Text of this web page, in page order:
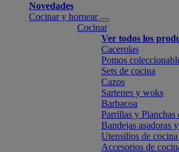
Novedades
Cocinar y hornear
Cocinar
Ver todos los
Cacerolas
Pomos
Sets de cocina
Cazos
Sartenes y woks
Barbacoa
Parrillas y Planchas
Bandejas asadoras
Utensilios de cocina
Accesorios de